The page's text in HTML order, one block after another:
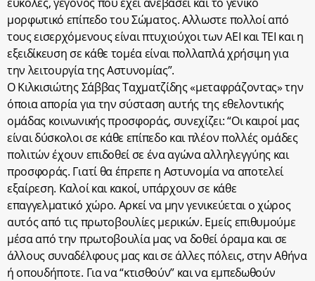
μορφωτικό επίπεδο του Σώματος. Αλλωστε πολλοί από
τους εισερχόμενους είναι πτυχιούχοι των ΑΕΙ και ΤΕΙ και η
εξειδίκευση σε κάθε τομέα είναι πολλαπλά χρήσιμη για
την λειτουργία της Αστυνομίας”.
Ο Κιλκισιώτης Σάββας Ταχματζίδης «μεταφράζοντας» την
όποια απορία για την σύσταση αυτής της εθελοντικής
ομάδας κοινωνικής προσφοράς, συνεχίζει: “Οι καιροί μας
είναι δύσκολοι σε κάθε επίπεδο και πλέον πολλές ομάδες
πολιτών έχουν επιδοθεί σε ένα αγώνα αλληλεγγύης και
προσφοράς. Γιατί θα έπρεπε η Αστυνομία να αποτελεί
εξαίρεση. Καλοί και κακοί, υπάρχουν σε κάθε
επαγγελματικό χώρο. Αρκεί να μην γενικεύεται ο χώρος
αυτός από τις πρωτοβουλίες μερικών. Εμείς επιθυμούμε
μέσα από την πρωτοβουλία μας να δοθεί όραμα και σε
άλλους συναδέλφους μας και σε άλλες πόλεις, στην Αθήνα
ή οπουδήποτε. Για να “κτισθούν” και να εμπεδωθούν